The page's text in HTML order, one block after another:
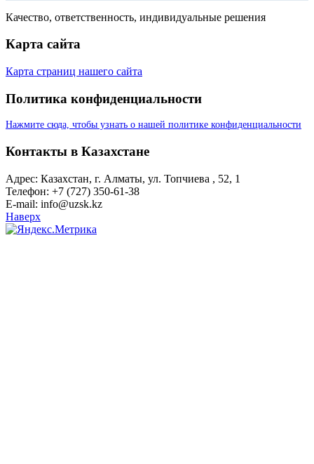
Качество, ответственность, индивидуальные решения
Карта сайта
Карта страниц нашего сайта
Политика конфиденциальности
Нажмите сюда, чтобы узнать о нашей политике конфиденциальности
Контакты в Казахстане
Адрес: Казахстан, г. Алматы, ул. Топчиева , 52, 1
Телефон: +7 (727) 350-61-38
E-mail: info@uzsk.kz
Наверх